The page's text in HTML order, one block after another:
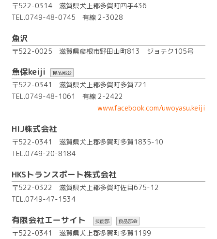
〒522-0314 滋賀県犬上郡多賀町四手436
TEL.0749-48-0745
有線 2-3028
魚沢
〒522-0025 滋賀県彦根市野田山町813 ジョテク105号
魚保keiji 食品部会
〒522-0341 滋賀県犬上郡多賀町多賀721
TEL.0749-48-1061
有線 2-2422
www.facebook.com/uwoyasu.keiji
HIJ株式会社
〒522-0341 滋賀県犬上郡多賀町多賀1835-10
TEL.0749-20-8184
HKSトランスポート株式会社
〒522-0322 滋賀県犬上郡多賀町佐目675-12
TEL.0749-47-1534
有限会社エーサイト 技能部 食品部会
〒522-0341 滋賀県犬上郡多賀町多賀1199